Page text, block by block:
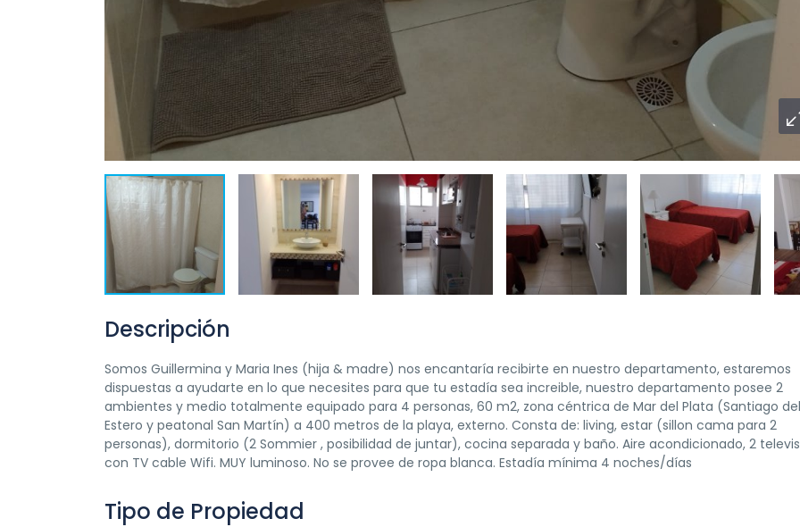
Descripción
Somos Guillermina y Maria Ines (hija & madre) nos encantaría recibirte en nuestro departamento, estaremos
dispuestas a ayudarte en lo que necesites para que tu estadía sea increible, nuestro departamento posee 2
ambientes y medio totalmente equipado para 4 personas, 60 m2, zona céntrica de Mar del Plata (Santiago del
Estero y peatonal San Martín) a 400 metros de la playa, externo. Consta de: living, estar (sillon cama para 2
personas), dormitorio (2 Sommier , posibilidad de juntar), cocina separada y baño. Aire acondicionado, 2
con TV cable Wifi. MUY luminoso. No se provee de ropa blanca. Estadía mínima 4 noches/días
Tipo de Propiedad